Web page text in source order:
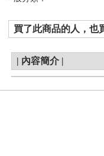
買了此商品的人，也
| 內容簡介 |